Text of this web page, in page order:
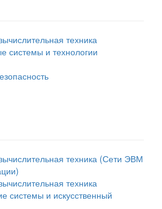
техника
системы и технологии
техника (Сети ЭВМ
техника
системы и искусственный